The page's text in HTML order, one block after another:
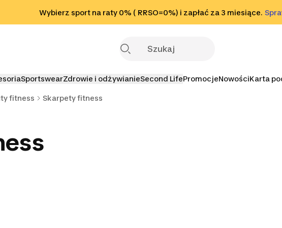
Przejdź do stopki
Wybierz sport na raty 0% ( RRSO=0%) i zapłać za 3 miesiące.
Sprawdź
SportswearZdrowie i odżywianieSecond LifePromocjeNowościKarta
fitness Skarpety fitness